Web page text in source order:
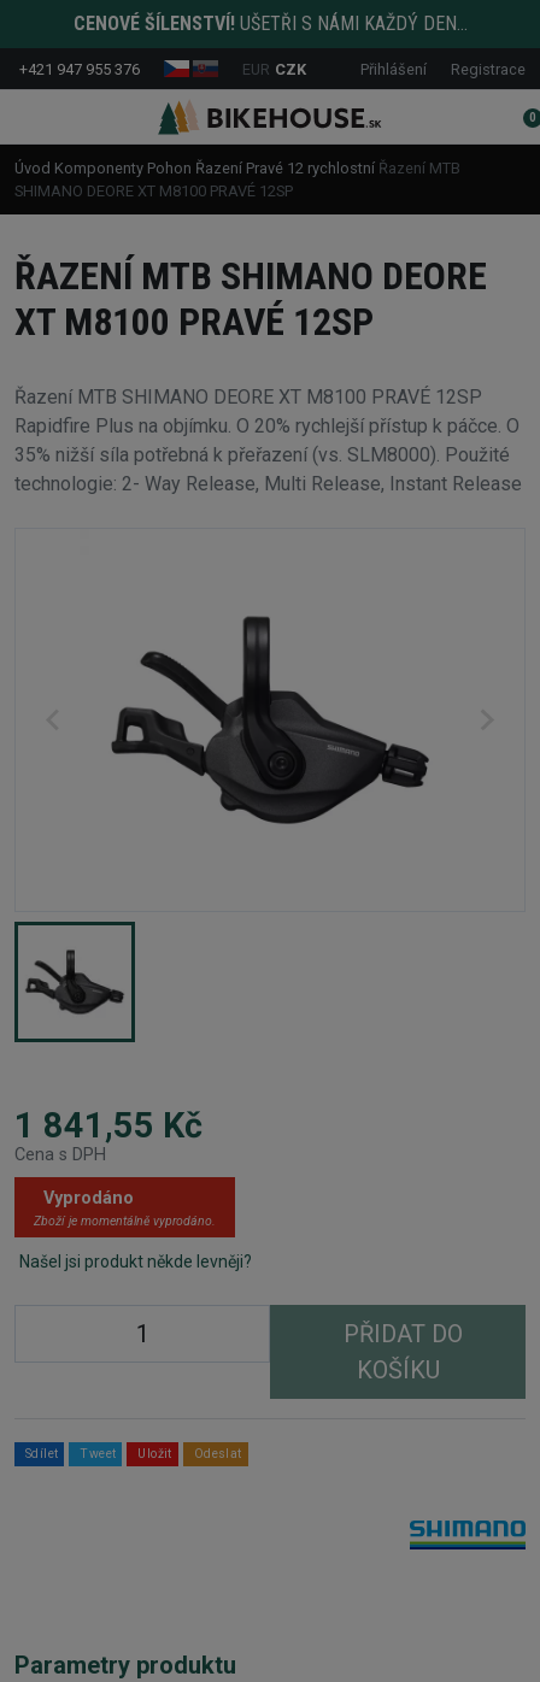
CENOVÉ ŠÍLENSTVÍ! UŠETŘI S NÁMI KAŽDÝ DEN...
+421 947 955 376 EUR CZK Přihlášení Registrace
0
Úvod Komponenty Pohon Řazení Pravé 12 rychlostní Řazení MTB
SHIMANO DEORE XT M8100 PRAVÉ 12SP
ŘAZENÍ MTB SHIMANO DEORE
XT M8100 PRAVÉ 12SP
Řazení MTB SHIMANO DEORE XT M8100 PRAVÉ 12SP
Rapidfire Plus na objímku. O 20% rychlejší přístup k páčce. O
35% nižší síla potřebná k přeřazení (vs. SLM8000). Použité
technologie: 2- Way Release, Multi Release, Instant Release
1 841,55 Kč
Cena s DPH
Vyprodáno
Zboží je momentálně vyprodáno.
Našel jsi produkt někde levněji?
PŘIDAT DO
KOŠÍKU
Sdílet Tweet Uložit Odeslat
Parametry produktu